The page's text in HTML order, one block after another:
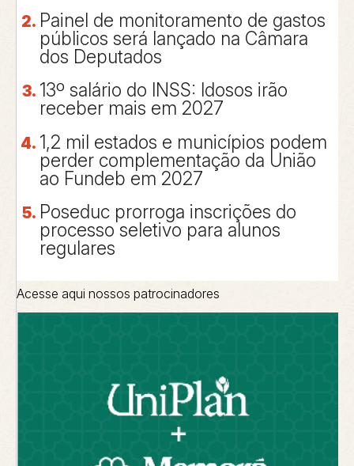
Painel de monitoramento de gastos
públicos será lançado na Câmara
dos Deputados
13º salário do INSS: Idosos irão
receber mais em 2027
1,2 mil estados e municípios podem
perder complementação da União
ao Fundeb em 2027
Poseduc prorroga inscrições do
processo seletivo para alunos
regulares
Acesse aqui nossos patrocinadores